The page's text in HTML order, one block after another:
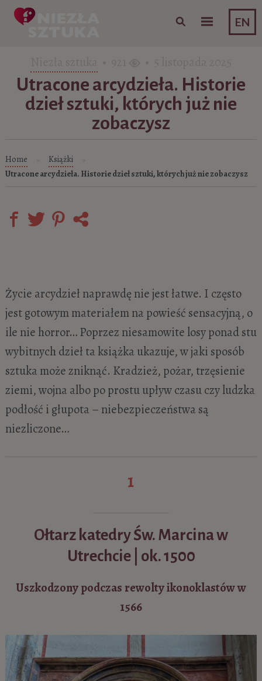
EN
Skip to content
Utracone arcydzieła. Historie
dzieł sztuki, których już nie
zobaczysz
Home Książki
Utracone arcydzieła. Historie dzieł sztuki, których już nie zobaczysz
Życie arcydzieł naprawdę nie jest łatwe. I często
jest gotowym materiałem na powieść sensacyjną, o
ile nie horror… Poprzez niesamowite losy ponad stu
wybitnych dzieł ta książka ukazuje, w jaki sposób
sztuka może zniknąć. Kradzież, pożar, trzęsienie
ziemi, wojna albo po prostu upływ czasu czy ludzka
podłość i głupota – niebezpieczeństwa są
niezliczone…
1
Ołtarz katedry Św. Marcina w
Utrechcie | ok. 1500
Uszkodzony podczas rewolty ikonoklastów w
1566